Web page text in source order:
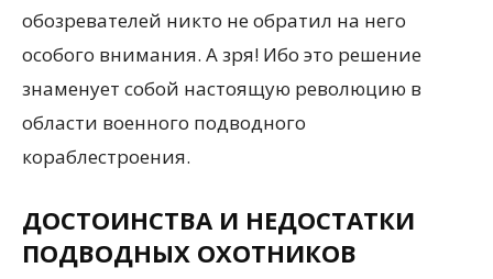
обозревателей никто не обратил на него
особого внимания. А зря! Ибо это решение
знаменует собой настоящую революцию в
области военного подводного
кораблестроения.
ДОСТОИНСТВА И НЕДОСТАТКИ
ПОДВОДНЫХ ОХОТНИКОВ